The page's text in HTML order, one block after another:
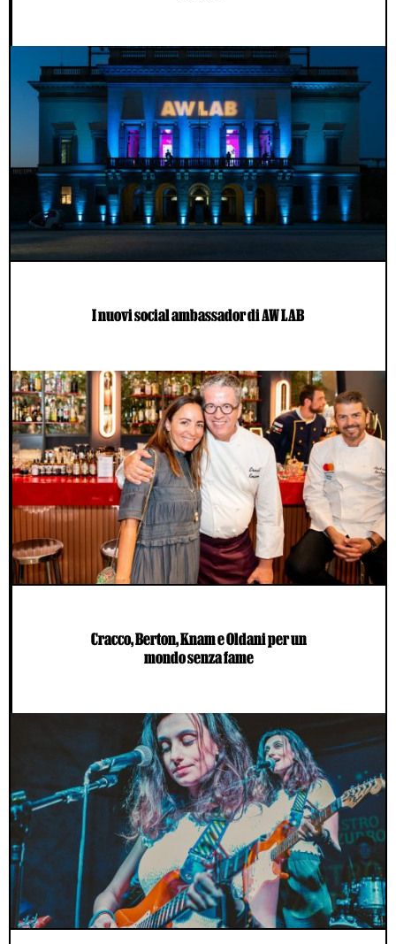
I nuovi social ambassador di AW LAB
Cracco, Berton, Knam e Oldani per un
mondo senza fame